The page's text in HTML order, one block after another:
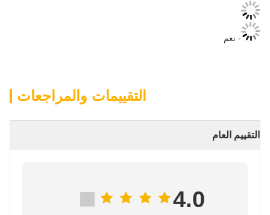
- نعم
التقييمات والمراجعات
التقييم العام
4.0